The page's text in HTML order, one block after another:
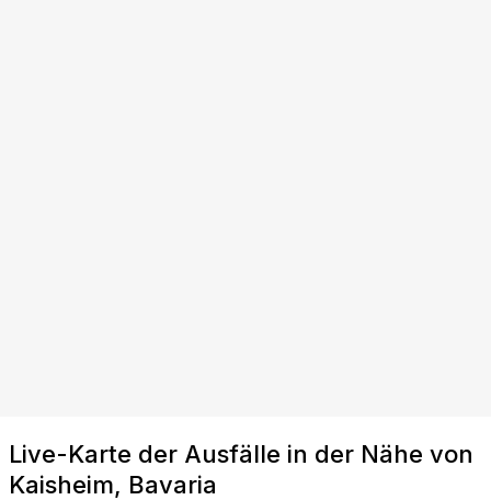
Live-Karte der Ausfälle in der Nähe von
Kaisheim, Bavaria